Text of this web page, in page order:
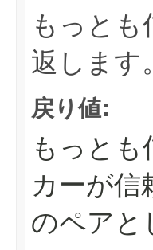
もっと
返します。
戻り値:
もっと
カーが
のペアと